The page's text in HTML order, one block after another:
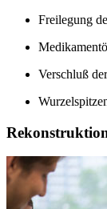
Freilegung
Verschluß